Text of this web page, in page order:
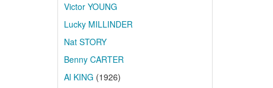
Victor YOUNG
Lucky MILLINDER
Nat STORY
Benny CARTER
Al KING (1926)